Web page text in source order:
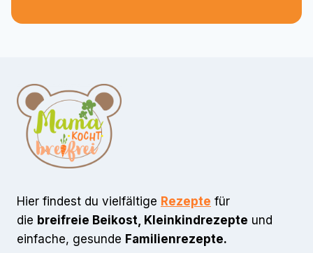
Hier findest du vielfältige Rezepte für
die breifreie Beikost, Kleinkindrezepte und
einfache, gesunde Familienrezepte.